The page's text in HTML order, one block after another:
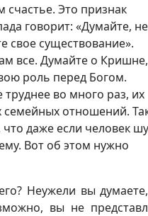
Это признак
говорит: «Думайте, не
свое существование».
все. Думайте о Кришне,
роль перед Богом.
во много раз, их
отношений.
даже если человек
Вот об этом нужно
Неужели вы
вы не